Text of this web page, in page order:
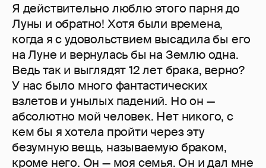
Я действительно люблю этого парня до
Луны и обратно! Хотя были времена,
когда я с удовольствием высадила бы его
на Луне и вернулась бы на Землю одна.
Ведь так и выглядят 12 лет брака, верно?
У нас было много фантастических
взлетов и унылых падений. Но он —
абсолютно мой человек. Нет никого, с
кем бы я хотела пройти через эту
безумную вещь, называемую браком,
кроме него. Он — моя семья. Он и дал мне